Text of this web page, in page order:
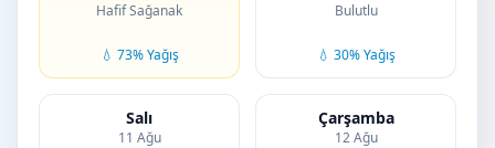
Hafif Sağanak
💧 73% Yağış
Bulutlu
💧 30% Yağış
Salı
11 Ağu
Çarşamba
12 Ağu